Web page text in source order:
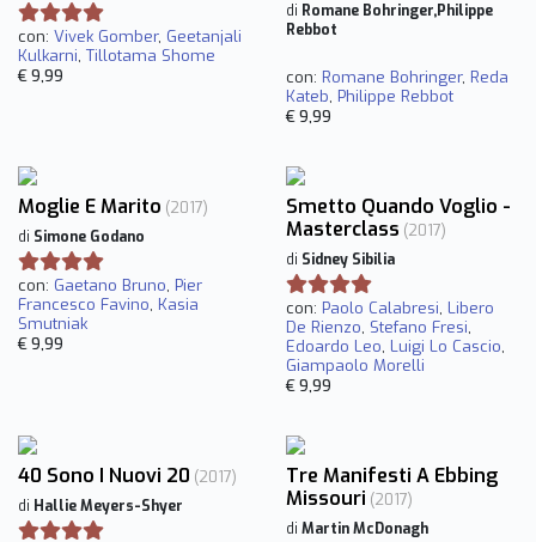
con: Vivek Gomber, Geetanjali
Kulkarni, Tillotama Shome
€ 9,99
di Romane Bohringer,Philippe
Rebbot
con: Romane Bohringer, Reda
Kateb, Philippe Rebbot
€ 9,99
Moglie E Marito (2017)
di Simone Godano
con: Gaetano Bruno, Pier
Francesco Favino, Kasia
Smutniak
€ 9,99
Smetto Quando Voglio -
Masterclass (2017)
di Sidney Sibilia
con: Paolo Calabresi, Libero
De Rienzo, Stefano Fresi,
Edoardo Leo, Luigi Lo Cascio,
Giampaolo Morelli
€ 9,99
40 Sono I Nuovi 20 (2017)
di Hallie Meyers-Shyer
Tre Manifesti A Ebbing
Missouri (2017)
di Martin McDonagh